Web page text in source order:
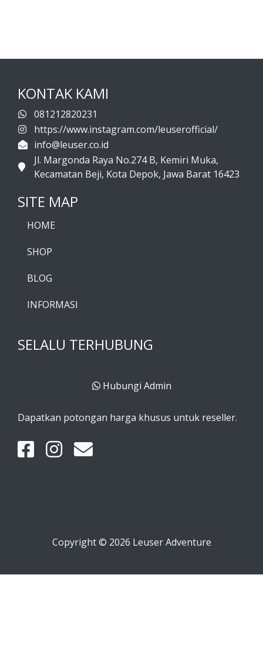
KONTAK KAMI
081212820231
https://www.instagram.com/leuserofficial/
info@leuser.co.id
Jl. Margonda Raya No.274 B, Kemiri Muka,
Kecamatan Beji, Kota Depok, Jawa Barat 16423
SITE MAP
HOME
SHOP
BLOG
INFORMASI
SELALU TERHUBUNG
Hubungi Admin
Dapatkan potongan harga khusus untuk reseller.
Copyright © 2026 Leuser Adventure